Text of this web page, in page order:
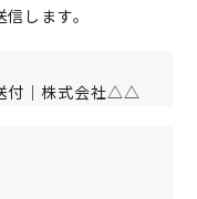
信します。
付｜株式会社△△